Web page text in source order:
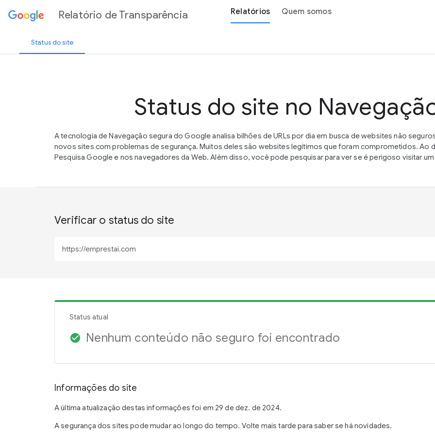
Relatório de Transparência Relatórios Quem somos
Status do site
Status do site no
A tecnologia de Navegação segura do Google analisa bilhões de URLs por dia em busca de websites não
novos sites com problemas de segurança. Muitos deles são websites legítimos que foram comprometidos. Ao
Pesquisa Google e nos navegadores da Web. Além disso, você pode pesquisar para ver se é perigoso visitar
Verificar o status do site
Status atual
check_circle Nenhum conteúdo não seguro foi encontrado
Informações do site
A última atualização destas informações foi em 29 de dez. de 2024.
A segurança dos sites pode mudar ao longo do tempo. Volte mais tarde para saber se há novidades.